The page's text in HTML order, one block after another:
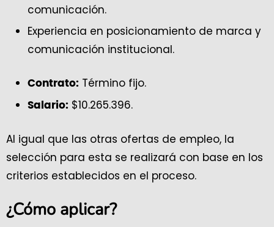
comunicación.
Experiencia en posicionamiento de marca y
comunicación institucional.
Contrato: Término fijo.
Salario: $10.265.396.
Al igual que las otras ofertas de empleo, la
selección para esta se realizará con base en los
criterios establecidos en el proceso.
¿Cómo aplicar?